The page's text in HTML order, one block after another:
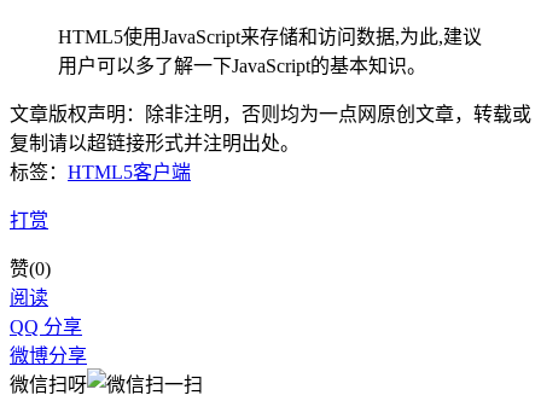
HTML5使用JavaScript来存储和访问数据,为此,建议
用户可以多了解一下JavaScript的基本知识。
文章版权声明：除非注明，否则均为一点网 原创文章，转载或
复制请以超链接形式并注明出处。
标签： HTML5客户端
打赏
赞(0)
阅读
QQ 分享
微博分享
微信扫呀